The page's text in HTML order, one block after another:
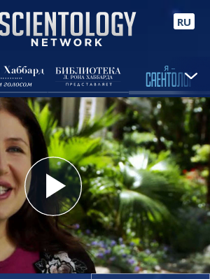
RU
Play
Video